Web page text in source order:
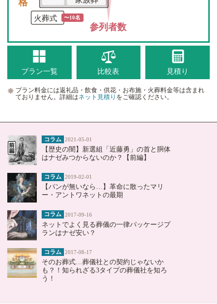
参列者数
火葬式 〜10名
プラン一覧 比較表 見積り
プラン料金には返礼品・飲食・供花・お布施・火葬料金等は含まれ
ておりません。詳細はネット見積り をご確認ください。
コラム 2021-05-01
【歴史の闇】新選組「近藤勇」の首と胴体
はナゼみつからないのか？【前編】
コラム 2019-02-01
【パンが無いなら…】革命に散ったマリ
ー・アントワネットの最期
コラム 2017-09-16
ネットでよく見る葬儀の一律パッケージプ
ランはナゼ安い？
コラム 2017-08-17
そのお葬式…葬儀社との契約じゃないか
も？！知られざる3タイプの葬儀社を知ろ
う！